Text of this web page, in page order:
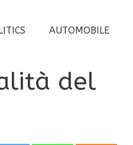
AUTOMOBILE
del